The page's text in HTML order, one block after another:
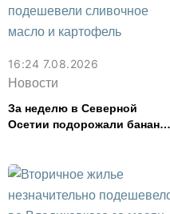
16:24 7.08.2026
Новости
За неделю в Северной
Осетии подорожали бананы
картофель